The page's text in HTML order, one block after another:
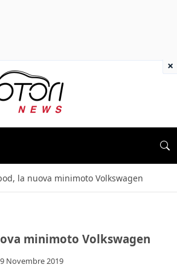
la nuova minimoto Volkswagen
minimoto Volkswagen
Novembre 2019
×